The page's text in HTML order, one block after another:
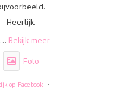
Heerlijk.
... Bekijk meer
Foto
op Facebook ·